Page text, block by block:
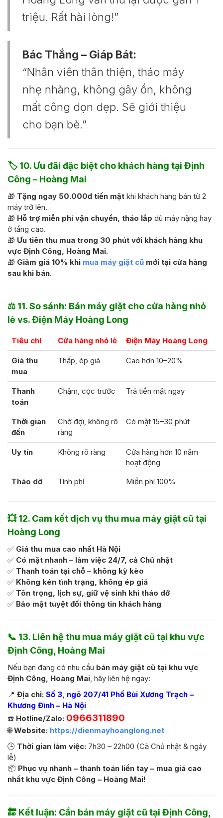
triệu. Rất hài lòng!”
Bác Thắng – Giáp Bát:
“Nhân viên thân thiện, tháo máy
nhẹ nhàng, không gây ồn, không
mất công dọn dẹp. Sẽ giới thiệu
cho bạn bè.”
🏷️ 10. Ưu đãi đặc biệt cho khách hàng tại Định
Công – Hoàng Mai
🎁 Tặng ngay 50.000đ tiền mặt khi khách hàng bán từ 2
máy trở lên.
🎁 Hỗ trợ miễn phí vận chuyển, tháo lắp dù máy nặng hay
ở tầng cao.
🎁 Ưu tiên thu mua trong 30 phút với khách hàng khu
vực Định Công, Hoàng Mai.
🎁 Giảm giá 10% khi mua máy giặt cũ mới tại cửa hàng
sau khi bán.
⚖️ 11. So sánh: Bán máy giặt cho cửa hàng nhỏ
lẻ vs. Điện Máy Hoàng Long
Tiêu chí Cửa hàng nhỏ lẻ Điện Máy Hoàng Long
Giá thu
mua
Thấp, ép giá Cao hơn 10–20%
Thanh
toán
Chậm, cọc trước Trả tiền mặt ngay
Thời gian
đến
Chờ đợi, không rõ
ràng
Có mặt 15–30 phút
Uy tín Không rõ ràng
Cửa hàng hơn 10 năm
hoạt động
Tháo dỡ
Tính phí Miễn phí 100%
💥12. Cam kết dịch vụ thu mua máy giặt cũ tại
Hoàng Long
✅ Giá thu mua cao nhất Hà Nội
✅ Có mặt nhanh – làm việc 24/7, cả Chủ nhật
✅ Thanh toán tại chỗ – không kỳ kèo
✅ Không kén tình trạng, không ép giá
✅ Tôn trọng, lịch sự, giữ vệ sinh khi tháo dỡ
✅ Bảo mật tuyệt đối thông tin khách hàng
📞 13. Liên hệ thu mua máy giặt cũ tại khu vực
Định Công, Hoàng Mai
Nếu bạn đang có nhu cầu bán máy giặt cũ tại khu vực
Định Công, Hoàng Mai, hãy liên hệ ngay:
📍 Địa chỉ: Số 3, ngõ 207/41 Phố Bùi Xương Trạch –
Khương Đình – Hà Nội
☎️ Hotline/Zalo: 0966311890
🌐Website: https://dienmayhoanglong.net
🕒 Thời gian làm việc: 7h30 – 22h00 (Cả Chủ nhật & ngày
lễ)
📦 Phục vụ nhanh – thanh toán liền tay – mua giá cao
nhất khu vực Định Công – Hoàng Mai!
🔚 Kết luận: Cần bán máy giặt cũ tại Định Công,